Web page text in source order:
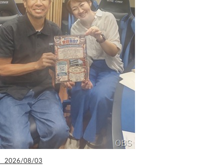
2026/08/03